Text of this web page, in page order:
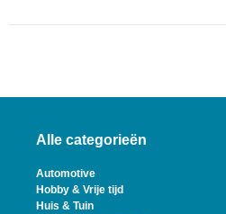
Alle categorieën
Automotive
Hobby & Vrije tijd
Huis & Tuin